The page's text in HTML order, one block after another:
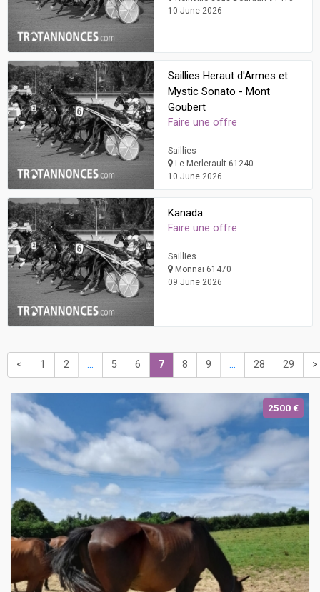
10 June 2026
Saillies Heraut d'Armes et
Mystic Sonato - Mont
Goubert
Faire une offre
Saillies
Le Merlerault 61240
10 June 2026
Kanada
Faire une offre
Saillies
Monnai 61470
09 June 2026
< 1 2 ... 5 6 7 8 9 ... 28 29 >
2500 €